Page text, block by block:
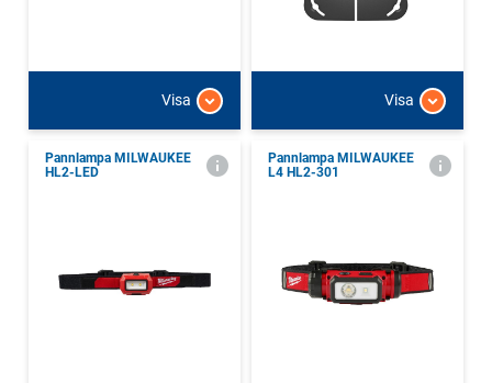
Visa Visa
Pannlampa MILWAUKEE
HL2-LED
Pannlampa MILWAUKEE
L4 HL2-301